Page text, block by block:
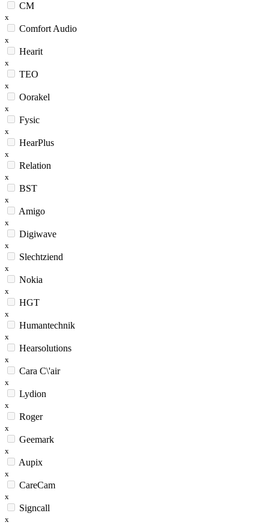
CM
x
Comfort Audio
x
Hearit
x
TEO
x
Oorakel
x
Fysic
x
HearPlus
x
Relation
x
BST
x
Amigo
x
Digiwave
x
Slechtziend
x
Nokia
x
HGT
x
Humantechnik
x
Hearsolutions
x
Cara C\'air
x
Lydion
x
Roger
x
Geemark
x
Aupix
x
CareCam
x
Signcall
x